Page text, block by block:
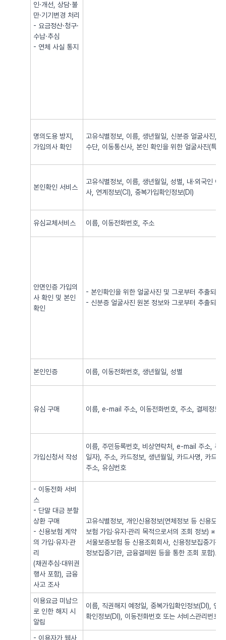
인·개선, 상담·불
만·기기변경 처리
- 요금정산·청구·
수납·추심
- 연체 사실 통지
명의도용 방지,
가입의사 확인
고유식별정보, 이름, 생년월일, 신분증 얼굴사진,
수단, 이동통신사, 본인 확인을 위한 얼굴사진(특징
본인확인 서비스
고유식별정보, 이름, 생년월일, 성별, 내·외국인
사, 연계정보(CI), 중복가입확인정보(DI)
유심교체서비스 이름, 이동전화번호, 주소
안면인증 가입의
사 확인 및 본인
확인
- 본인확인을 위한 얼굴사진 및 그로부터 추출되어
- 신분증 얼굴사진 원본 정보와 그로부터 추출되어
본인인증 이름, 이동전화번호, 생년월일, 성별
유심 구매 이름, e-mail 주소, 이동전화번호, 주소, 결제정보,
가입신청서 작성
이름, 주민등록번호, 비상연락처, e-mail 주소, 주
일자), 주소, 카드정보, 생년월일, 카드사명, 카드
주소, 유심번호
- 이동전화 서비
스
- 단말 대금 분할
상환 구매
- 신용보험 계약
의 가입·유지·관
리
(채권추심·대위권
행사 포함), 금융
사고 조사
고유식별정보, 개인신용정보(연체정보 등 신용도
보험 가입·유지·관리 목적으로서의 조회 정보) ※
서울보증보험 등 신용조회회사, 신용정보집중기관
정보집중기관, 금융결제원 등을 통한 조회 포함)로
이용요금 미납으
로 인한 해지 시
알림
이름, 직권해지 예정일, 중복가입확인정보(DI), 연
확인정보(DI), 이동전화번호 또는 서비스관리번호
- 이용자가 웹사